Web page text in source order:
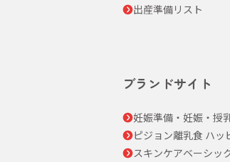
出産準備リスト
ブランドサイト
妊娠準備・妊娠・授
ピジョン離乳食 ハッ
スキンケアベーシッ